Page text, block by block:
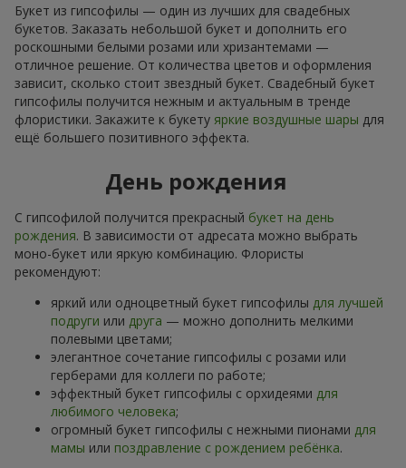
Букет из гипсофилы — один из лучших для свадебных
букетов. Заказать небольшой букет и дополнить его
роскошными белыми розами или хризантемами —
отличное решение. От количества цветов и оформления
зависит, сколько стоит звездный букет. Свадебный букет
гипсофилы получится нежным и актуальным в тренде
флористики. Закажите к букету яркие воздушные шары для
ещё большего позитивного эффекта.
День рождения
С гипсофилой получится прекрасный букет на день
рождения. В зависимости от адресата можно выбрать
моно-букет или яркую комбинацию. Флористы
рекомендуют:
яркий или одноцветный букет гипсофилы для лучшей
подруги или друга — можно дополнить мелкими
полевыми цветами;
элегантное сочетание гипсофилы с розами или
герберами для коллеги по работе;
эффектный букет гипсофилы с орхидеями для
любимого человека;
огромный букет гипсофилы с нежными пионами для
мамы или поздравление с рождением ребёнка.